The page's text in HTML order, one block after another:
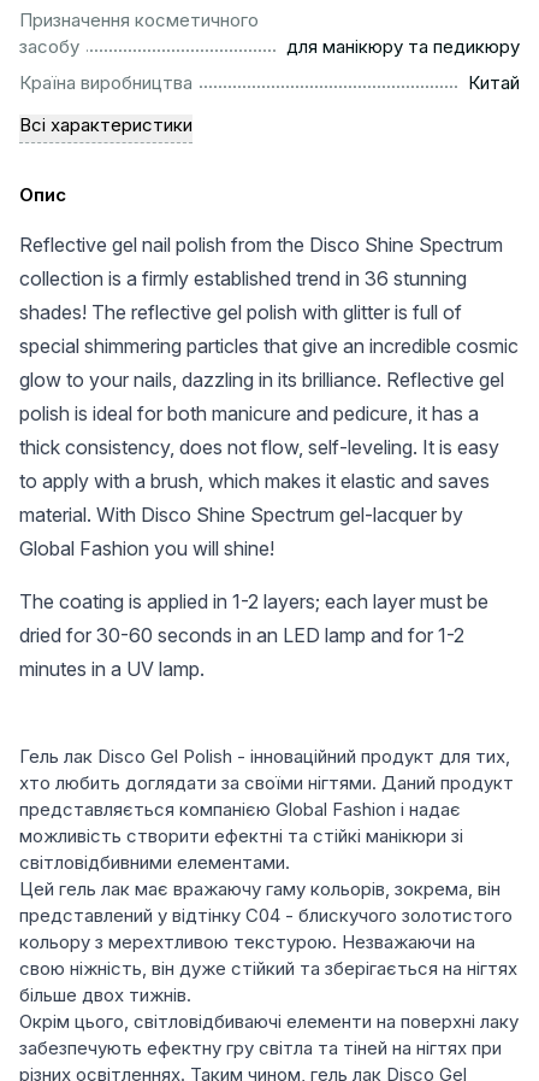
Призначення косметичного
засобу
для манікюру та педикюру
Країна виробництва
Китай
Всі характеристики
Опис
Reflective gel nail polish from the Disco Shine Spectrum
collection is a firmly established trend in 36 stunning
shades! The reflective gel polish with glitter is full of
special shimmering particles that give an incredible cosmic
glow to your nails, dazzling in its brilliance. Reflective gel
polish is ideal for both manicure and pedicure, it has a
thick consistency, does not flow, self-leveling. It is easy
to apply with a brush, which makes it elastic and saves
material. With Disco Shine Spectrum gel-lacquer by
Global Fashion you will shine!
The coating is applied in 1-2 layers; each layer must be
dried for 30-60 seconds in an LED lamp and for 1-2
minutes in a UV lamp.
Гель лак Disco Gel Polish - інноваційний продукт для тих,
хто любить доглядати за своїми нігтями. Даний продукт
представляється компанією Global Fashion і надає
можливість створити ефектні та стійкі манікюри зі
світловідбивними елементами.
Цей гель лак має вражаючу гаму кольорів, зокрема, він
представлений у відтінку C04 - блискучого золотистого
кольору з мерехтливою текстурою. Незважаючи на
свою ніжність, він дуже стійкий та зберігається на нігтях
більше двох тижнів.
Окрім цього, світловідбиваючі елементи на поверхні лаку
забезпечують ефектну гру світла та тіней на нігтях при
різних освітленнях. Таким чином, гель лак Disco Gel